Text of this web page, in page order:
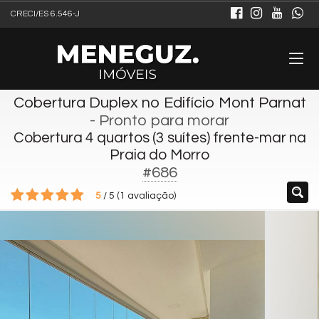
CRECI/ES 6.546-J
Cobertura Duplex no Edifício Mont Parnat
- Pronto para morar
Cobertura 4 quartos (3 suítes) frente-mar na
Praia do Morro
#686
5 / 5 ( 1 avaliação)